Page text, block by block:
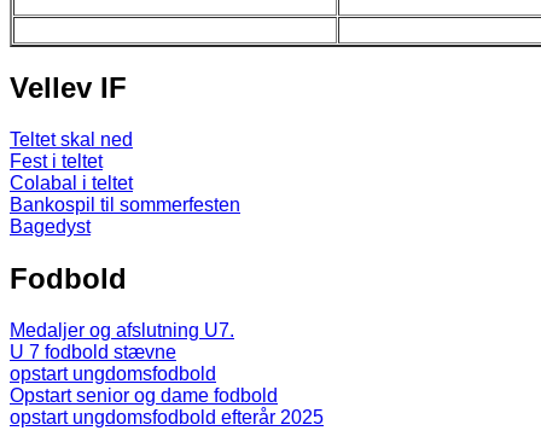
Vellev IF
Teltet skal ned
Fest i teltet
Colabal i teltet
Bankospil til sommerfesten
Bagedyst
Fodbold
Medaljer og afslutning U7.
U 7 fodbold stævne
opstart ungdomsfodbold
Opstart senior og dame fodbold
opstart ungdomsfodbold efterår 2025